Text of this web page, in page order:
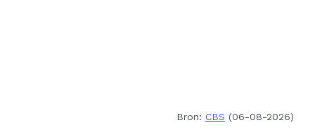
Bron: CBS (06-08-2026)